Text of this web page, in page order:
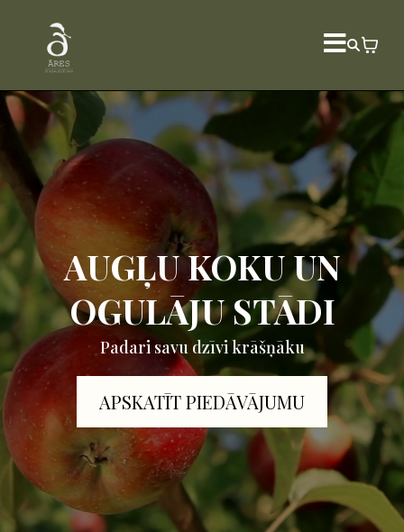
AUGĻU KOKU UN
OGULĀJU STĀDI
Padari savu dzīvi krāšņāku
APSKATĪT PIEDĀVĀJUMU